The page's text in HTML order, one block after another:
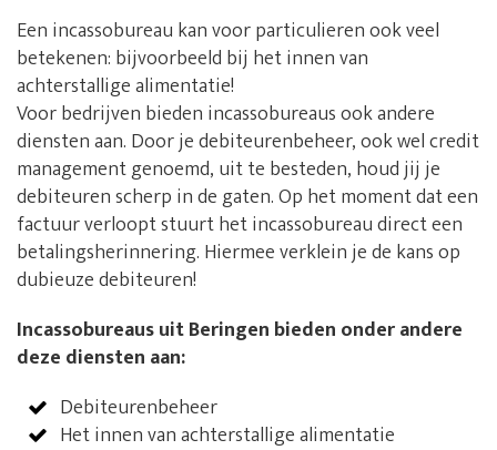
Een incassobureau kan voor particulieren ook veel
betekenen: bijvoorbeeld bij het innen van
achterstallige alimentatie!
Voor bedrijven bieden incassobureaus ook andere
diensten aan. Door je debiteurenbeheer, ook wel credit
management genoemd, uit te besteden, houd jij je
debiteuren scherp in de gaten. Op het moment dat een
factuur verloopt stuurt het incassobureau direct een
betalingsherinnering. Hiermee verklein je de kans op
dubieuze debiteuren!
Incassobureaus uit Beringen bieden onder andere
deze diensten aan:
Debiteurenbeheer
Het innen van achterstallige alimentatie